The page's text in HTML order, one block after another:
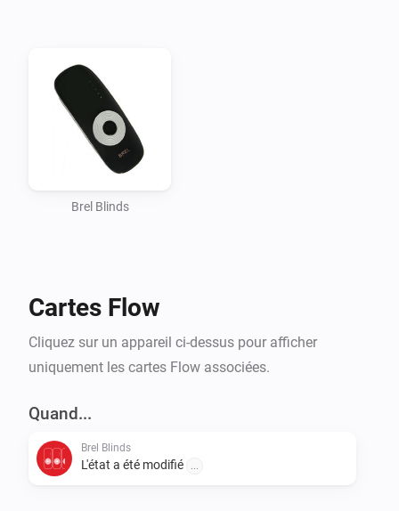
Brel Blinds
Cartes Flow
Cliquez sur un appareil ci-dessus pour afficher
uniquement les cartes Flow associées.
Quand...
Brel Blinds
L'état a été modifié